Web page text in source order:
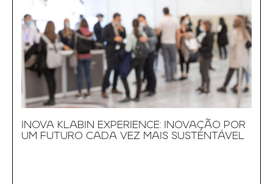
INOVA KLABIN EXPERIENCE: INOVAÇÃO POR
UM FUTURO CADA VEZ MAIS SUSTENTÁVEL